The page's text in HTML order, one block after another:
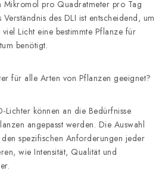
Mikromol pro Quadratmeter pro Tag
Verständnis des DLI ist entscheidend, um
Licht eine bestimmte Pflanze für
benötigt.
für alle Arten von Pflanzen geeignet?
Lichter können an die Bedürfnisse
angepasst werden. Die Auswahl
spezifischen Anforderungen jeder
wie Intensität, Qualität und